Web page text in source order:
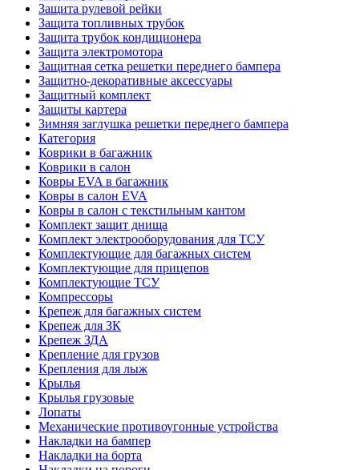
Защита рулевой рейки
Защита топливных трубок
Защита трубок кондиционера
Защита электромотора
Защитная сетка решетки переднего бампера
Защитно-декоративные аксессуары
Защитный комплект
Защиты картера
Зимняя заглушка решетки переднего бампера
Категория
Коврики в багажник
Коврики в салон
Ковры EVA в багажник
Ковры в салон EVA
Ковры в салон с текстильным кантом
Комплект защит днища
Комплект электрооборудования для ТСУ
Комплектующие для багажных систем
Комплектующие для прицепов
Комплектующие ТСУ
Компрессоры
Крепеж для багажных систем
Крепеж для ЗК
Крепеж ЗДА
Крепление для грузов
Крепления для лыж
Крылья
Крылья грузовые
Лопаты
Механические противоугонные устройства
Накладки на бампер
Накладки на борта